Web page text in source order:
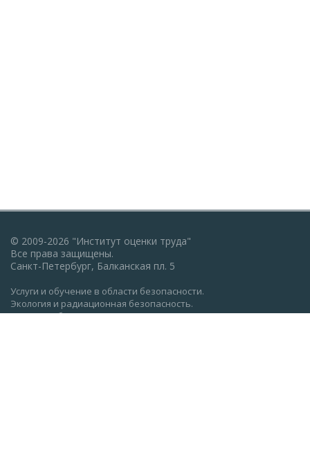
© 2009-2026 "Институт оценки труда"
Все права защищены.
Санкт-Петербург, Балканская пл. 5
Услуги и обучение в области безопасности.
Экология и радиационная безопасность.
Пожарная безопасность, ГО и ЧС.